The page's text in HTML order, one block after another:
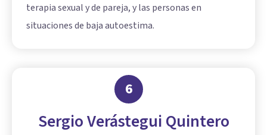
terapia sexual y de pareja, y las personas en
situaciones de baja autoestima.
6
Sergio Verástegui Quintero